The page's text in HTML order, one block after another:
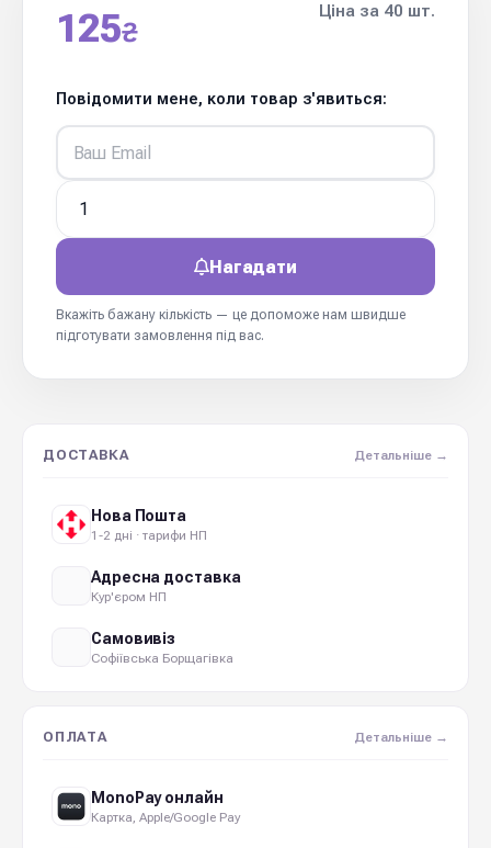
125₴
Ціна за 40 шт.
Повідомити мене, коли товар з'явиться:
Нагадати
Вкажіть бажану кількість — це допоможе нам швидше
підготувати замовлення під вас.
ДОСТАВКА Детальніше →
Нова Пошта
1-2 дні · тарифи НП
Адресна доставка
Кур'єром НП
Самовивіз
Софіївська Борщагівка
ОПЛАТА Детальніше →
MonoPay онлайн
Картка, Apple/Google Pay